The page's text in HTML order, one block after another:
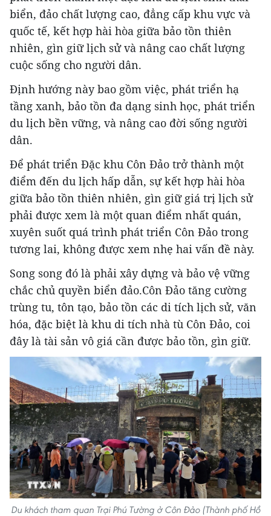
biển, đảo chất lượng cao, đẳng cấp khu vực và
quốc tế, kết hợp hài hòa giữa bảo tồn thiên
nhiên, gìn giữ lịch sử và nâng cao chất lượng
cuộc sống cho người dân.
Định hướng này bao gồm việc, phát triển hạ
tầng xanh, bảo tồn đa dạng sinh học, phát triển
du lịch bền vững, và nâng cao đời sống người
dân.
Để phát triển Đặc khu Côn Đảo trở thành một
điểm đến du lịch hấp dẫn, sự kết hợp hài hòa
giữa bảo tồn thiên nhiên, gìn giữ giá trị lịch sử
phải được xem là một quan điểm nhất quán,
xuyên suốt quá trình phát triển Côn Đảo trong
tương lai, không được xem nhẹ hai vấn đề này.
Song song đó là phải xây dựng và bảo vệ vững
chắc chủ quyền biển đảo.Côn Đảo tăng cường
trùng tu, tôn tạo, bảo tồn các di tích lịch sử, văn
hóa, đặc biệt là khu di tích nhà tù Côn Đảo, coi
đây là tài sản vô giá cần được bảo tồn, gìn giữ.
Du khách tham quan Trại Phú Tường ở Côn Đảo (Thành phố Hồ